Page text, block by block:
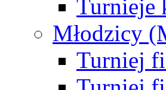
Turnieje
Młodzicy
Turniej